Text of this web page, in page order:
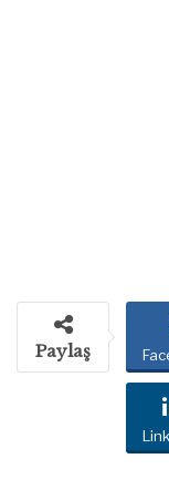
Paylaş